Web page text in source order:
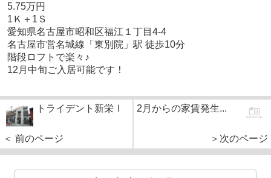
5.75万円
1Ｋ＋1Ｓ
愛知県名古屋市昭和区福江１丁目4-4
名古屋市営名城線「東別院」駅 徒歩10分
階段ロフトで楽々♪
12月中旬ご入居可能です！
トライデント新栄Ⅰ
＜ 前のページ
2月からの家賃発生...
＞次のページ